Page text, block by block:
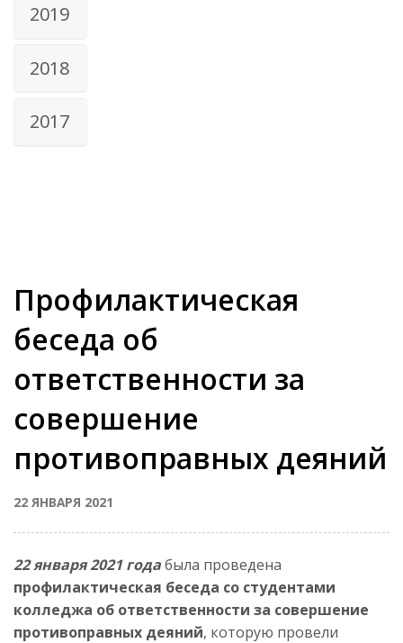
2019
2018
2017
Профилактическая
беседа об
ответственности за
совершение
противоправных деяний
22 ЯНВАРЯ 2021
22 января 2021 годабыла проведена
профилактическая беседа со студентами
колледжа об ответственности за совершение
противоправных деяний, которую провели